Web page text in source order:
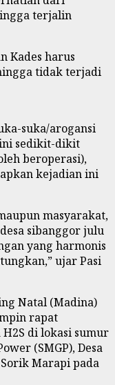
terjalin
Kades harus
tidak terjadi
suka/arogansi
sedikit-dikit
beroperasi),
kejadian ini
masyarakat,
sibanggor julu
yang harmonis
ujar Pasi
Natal (Madina)
rapat
di lokasi sumur
(SMGP), Desa
Marapi pada